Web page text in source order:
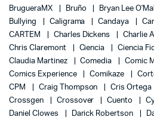
BrugueraMX
Bruño Bryan Lee
Bullying
Caligrama Candaya
CARTEM
Charles Dickens Charlie
Chris Claremont
Ciencia Ciencia
Claudia Martinez
Comedia
Comic
Comics Experience
Comikaze
CPM
Craig Thompson Cris Ortega
Crossgen
Crossover Cuento
Daniel Clowes
Darick Robertson